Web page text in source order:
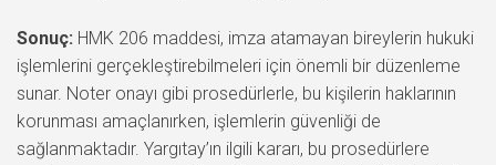
Sonuç: HMK 206 maddesi, imza atamayan bireylerin hukuki
işlemlerini gerçekleştirebilmeleri için önemli bir düzenleme
sunar. Noter onayı gibi prosedürlerle, bu kişilerin haklarının
korunması amaçlanırken, işlemlerin güvenliği de
sağlanmaktadır. Yargıtay’ın ilgili kararı, bu prosedürlere